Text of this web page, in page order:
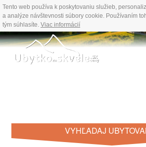
Tento web používa k poskytovaniu služieb,
a analýze návštevnosti súbory cookie. Používaním
tým súhlasíte. Viac informácií
VYHĽADAJ